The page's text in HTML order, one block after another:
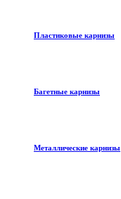
Пластиковые карнизы
Багетные карнизы
Металлические карнизы